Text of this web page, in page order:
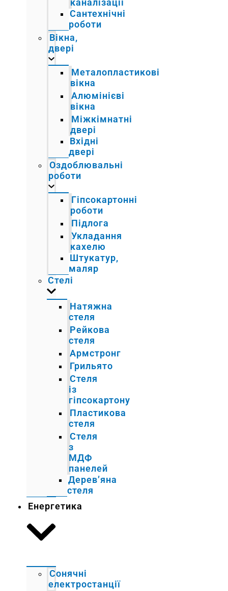
каналізації
Сантехнічні
роботи
Вікна,
двері
Металопластикові
вікна
Алюмінієві
вікна
Міжкімнатні
двері
Вхідні
двері
Оздоблювальні
роботи
Гіпсокартонні
роботи
Підлога
Укладання
кахелю
Штукатур,
маляр
Стелі
Натяжна
стеля
Рейкова
стеля
Армстронг
Грильято
Стеля
із
гіпсокартону
Пластикова
стеля
Стеля
з
МДФ
панелей
Дерев’яна
стеля
Енергетика
Сонячні
електростанції